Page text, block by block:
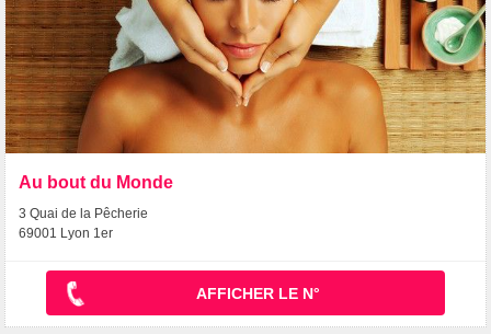
Au bout du Monde
3 Quai de la Pêcherie
69001 Lyon 1er
AFFICHER LE N°